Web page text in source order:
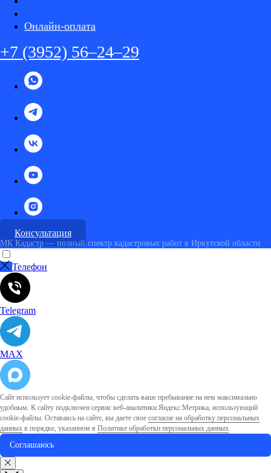
Онлайн-оплата
+7 (3952) 56–24–29
Консультация
МК Кадастр — полный спектр кадастровых работ в Иркутской области
Телефон
Telegram
MAX
Сайт использует cookie-файлы, чтобы сделать ваше пребывание на нем максимально
удобным. К cайту подключен сервис веб-аналитики Яндекс.Метрика, использующий
cookie-файлы. Оставаясь на сайте, вы даете свое согласие на обработку персональных
данных в порядке, указанном в Политике обработки персональных данных.
Соглашаюсь